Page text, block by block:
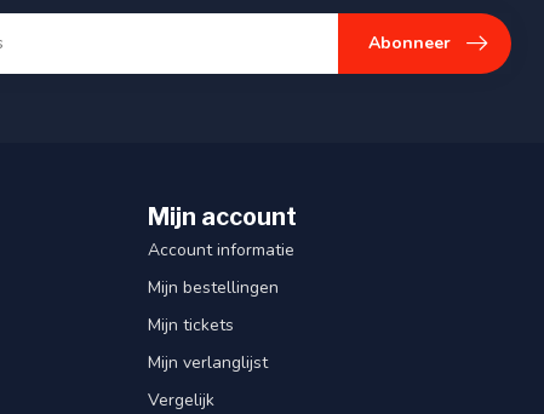
Abonneer
Mijn account
Account informatie
Mijn bestellingen
Mijn tickets
Mijn verlanglijst
Vergelijk